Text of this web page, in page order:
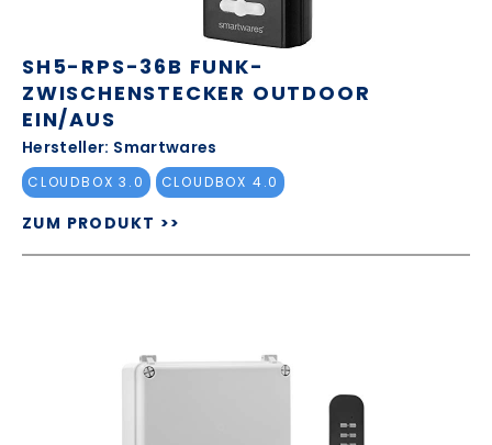
SH5-RPS-36B FUNK-
ZWISCHENSTECKER OUTDOOR
EIN/AUS
Hersteller: Smartwares
CLOUDBOX 3.0 CLOUDBOX 4.0
ZUM PRODUKT >>